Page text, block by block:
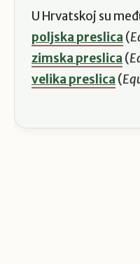
U Hrvatskoj su
poljska preslica (
zimska preslica (
velika preslica (